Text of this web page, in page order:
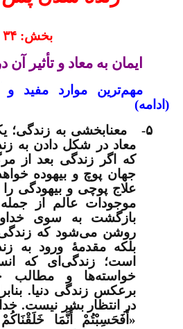
بخش: ۳۴
ایمان به معاد و تأثیر
مهم‌ترین موارد مفید
(ادامه)
۵-
معنابخشی به زندگی؛
معاد در شکل دادن به
که اگر زندگی بعد از
جهان پوچ و بیهوده
علاج پوچی و بیهودگی را
موجودات عالم از
بازگشت به سوی
روشن می‌شود که زندگی
بلکه مقدمۀ ورود به
است؛ زندگی‌ای که
خواسته‌ها و مطالب
برعکس زندگی دنیا.
در انتظار بشر نیست.
«أَفَحَسِبْتُمْ أَنَّمَا